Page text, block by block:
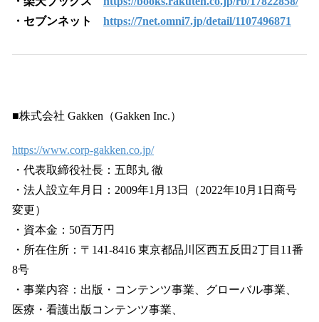
・セブンネット https://7net.omni7.jp/detail/1107496871
■株式会社 Gakken（Gakken Inc.）
https://www.corp-gakken.co.jp/
・代表取締役社長：五郎丸 徹
・法人設立年月日：2009年1月13日（2022年10月1日商号
変更）
・資本金：50百万円
・所在住所：〒141-8416 東京都品川区西五反田2丁目11番
8号
・事業内容：出版・コンテンツ事業、グローバル事業、
医療・看護出版コンテンツ事業、